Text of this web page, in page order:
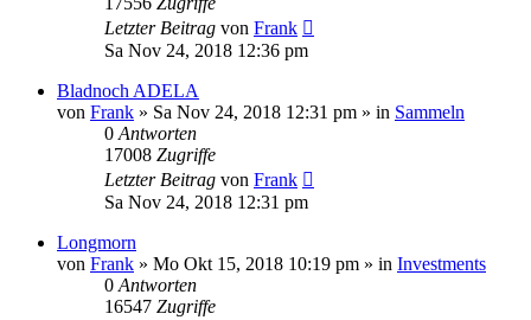
Letzter Beitrag von Frank
Sa Nov 24, 2018 12:36 pm
Bladnoch ADELA
von Frank » Sa Nov 24, 2018 12:31 pm » in Sammeln
0 Antworten
17008 Zugriffe
Letzter Beitrag von Frank
Sa Nov 24, 2018 12:31 pm
Longmorn
von Frank » Mo Okt 15, 2018 10:19 pm » in Investments
0 Antworten
16547 Zugriffe